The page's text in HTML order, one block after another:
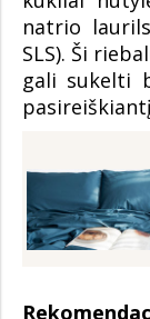
natrio
SLS). Ši
gali sukelti